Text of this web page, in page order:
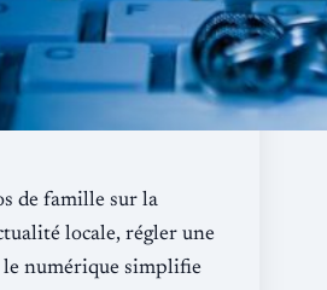
de famille sur la
locale, régler une
le numérique simplifie